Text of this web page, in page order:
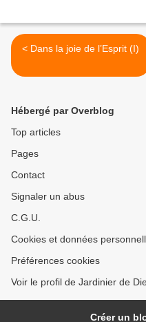
< Dans la joie de l’Esprit (I)
Hébergé par Overblog
Top articles
Pages
Contact
Signaler un abus
C.G.U.
Cookies et données
Préférences cookies
Voir le profil de Jardinier de
Créer un